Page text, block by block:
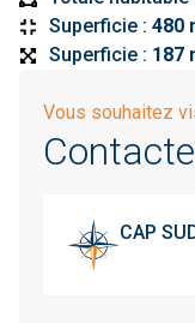
Superficie : 480
Superficie : 187
Vous souhaitez
CAP